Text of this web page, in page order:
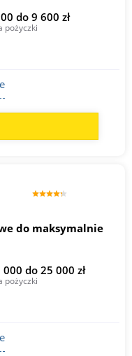
do 9 600 zł
pożyczki
do maksymalnie
000 do 25 000 zł
pożyczki